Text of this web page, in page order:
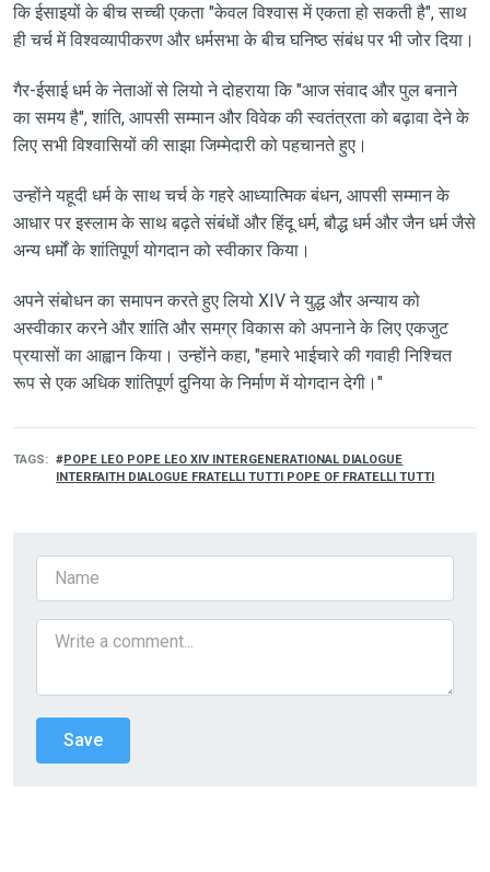
कि ईसाइयों के बीच सच्ची एकता "केवल विश्वास में एकता हो सकती है", साथ
ही चर्च में विश्वव्यापीकरण और धर्मसभा के बीच घनिष्ठ संबंध पर भी जोर दिया।
गैर-ईसाई धर्म के नेताओं से लियो ने दोहराया कि "आज संवाद और पुल बनाने
का समय है", शांति, आपसी सम्मान और विवेक की स्वतंत्रता को बढ़ावा देने के
लिए सभी विश्वासियों की साझा जिम्मेदारी को पहचानते हुए।
उन्होंने यहूदी धर्म के साथ चर्च के गहरे आध्यात्मिक बंधन, आपसी सम्मान के
आधार पर इस्लाम के साथ बढ़ते संबंधों और हिंदू धर्म, बौद्ध धर्म और जैन धर्म जैसे
अन्य धर्मों के शांतिपूर्ण योगदान को स्वीकार किया।
अपने संबोधन का समापन करते हुए लियो XIV ने युद्ध और अन्याय को
अस्वीकार करने और शांति और समग्र विकास को अपनाने के लिए एकजुट
प्रयासों का आह्वान किया। उन्होंने कहा, "हमारे भाईचारे की गवाही निश्चित
रूप से एक अधिक शांतिपूर्ण दुनिया के निर्माण में योगदान देगी।"
TAGS
POPE LEO POPE LEO XIV INTERGENERATIONAL DIALOGUE
INTERFAITH DIALOGUE FRATELLI TUTTI POPE OF FRATELLI TUTTI